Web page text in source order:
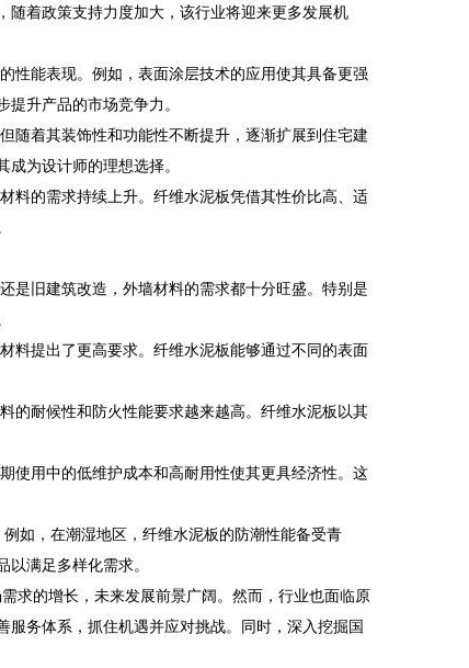
着政策支持力度加大，该行业将迎来更多发展机
能表现。例如，表面涂层技术的应用使其具备更强
升产品的市场竞争力。
着其装饰性和功能性不断提升，逐渐扩展到住宅建
为设计师的理想选择。
料的需求持续上升。纤维水泥板凭借其性价比高、适
旧建筑改造，外墙材料的需求都十分旺盛。特别是
料提出了更高要求。纤维水泥板能够通过不同的表面
的耐候性和防火性能要求越来越高。纤维水泥板以其
使用中的低维护成本和高耐用性使其更具经济性。这
如，在潮湿地区，纤维水泥板的防潮性能备受青
满足多样化需求。
求的增长，未来发展前景广阔。然而，行业也面临原
务体系，抓住机遇并应对挑战。同时，深入挖掘国